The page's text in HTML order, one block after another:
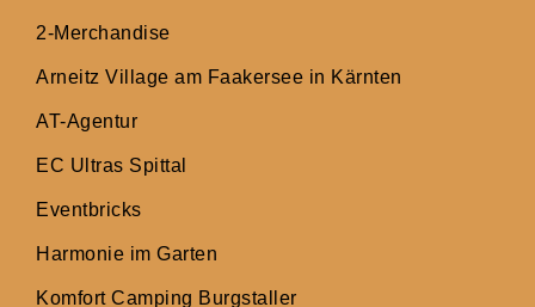
2-Merchandise
Arneitz Village am Faakersee in Kärnten
AT-Agentur
EC Ultras Spittal
Eventbricks
Harmonie im Garten
Komfort Camping Burgstaller